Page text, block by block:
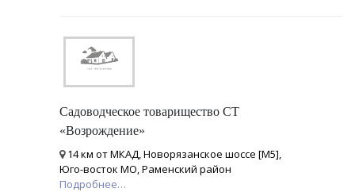
Садоводческое товарищество СТ
«Возрождение»
14 км от МКАД, Новорязанское шоссе [М5],
Юго-восток МО, Раменский район
Подробнее…